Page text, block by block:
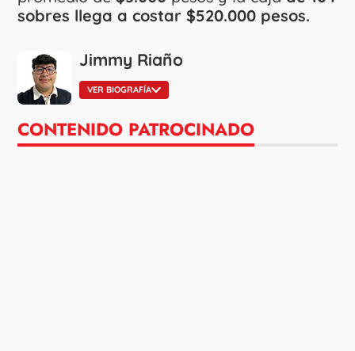
sobres llega a costar $520.000 pesos.
Jimmy Riaño
VER BIOGRAFÍA
CONTENIDO PATROCINADO